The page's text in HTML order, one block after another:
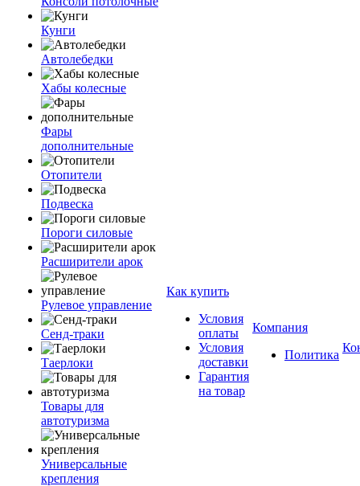
Кунги
Автолебедки
Хабы колесные
Фары
дополнительные
Отопители
Подвеска
Пороги силовые
Расширители арок
Рулевое управление
Сенд-траки
Таерлоки
Товары для
автотуризма
Универсальные
крепления
Как купить
Условия
оплаты
Условия
доставки
Гарантия
на товар
Компания
Политика